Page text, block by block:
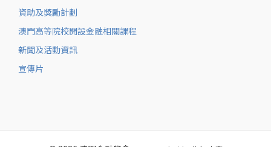
資助及獎勵計劃
澳門高等院校開設金融相關課程
新聞及活動資訊
宣傳片